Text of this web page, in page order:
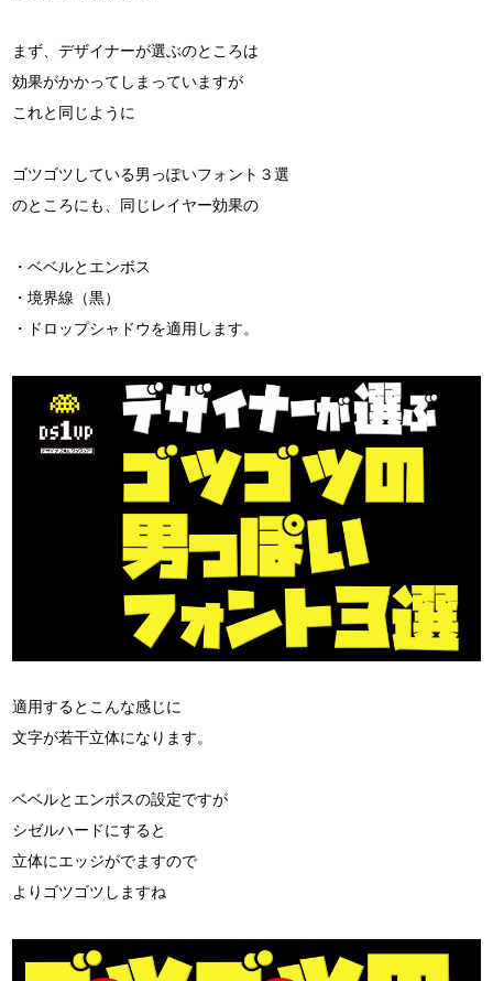
まず、デザイナーが選ぶのところは
効果がかかってしまっていますが
これと同じように
ゴツゴツしている男っぽいフォント３選
のところにも、同じレイヤー効果の
・ベベルとエンボス
・境界線（黒）
・ドロップシャドウを適用します。
適用するとこんな感じに
文字が若干立体になります。
ベベルとエンボスの設定ですが
シゼルハードにすると
立体にエッジがでますので
よりゴツゴツしますね